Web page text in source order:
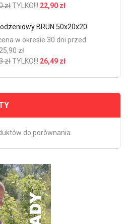
złTYLKO!!! 22,90 zł
BRUN 50x20x20
w okresie 30 dni przed
zł
złTYLKO!!! 26,49 zł
do porównania.